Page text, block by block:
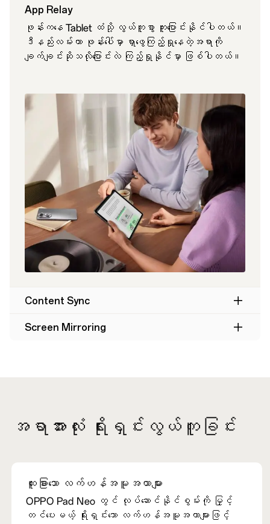
App Relay
ဖုန်းကနေ Tablet ထံသို့ လွယ်ကူစွာ ကူးပြောင်းနိုင်ပါတယ်။
ဒီနည်းလမ်းဟာ ဖုန်းပေါ်မှာ ရှာဖွေကြည့်ရှုနေတဲ့အရာကို
ချက်ချင်းဆိုသလိုပြောင်းလဲ ကြည့်ရှုနိုင်မှာ ဖြစ်ပါတယ်။
Content Sync
Screen Mirroring
အရာအားလုံး ရိုးရှင်းလွယ်ကူခြင်း
ထူးခြားသော လက်ဟန်အမူအယာများ
OPPO Pad Neo တွင် လုပ်ဆောင်နိုင်စွမ်းကို မြှင့်
တင်ပေးမယ့် ရိုးရှင်းသော လက်ဟန်အမူအယာများဖြင့်